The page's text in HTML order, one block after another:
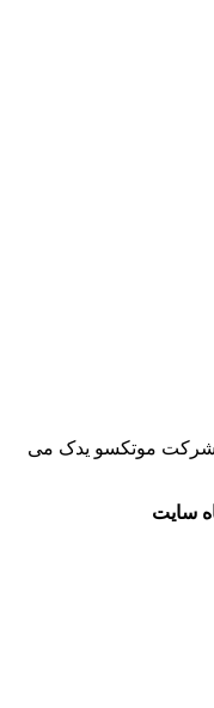
شرکت موتکسو یدک می
سایت